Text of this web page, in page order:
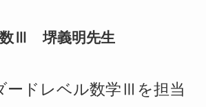
数Ⅲ 堺義明先生
ードレベル数学Ⅲを担当